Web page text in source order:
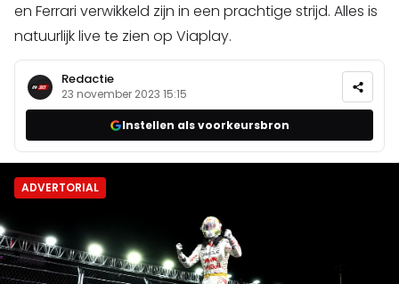
en Ferrari verwikkeld zijn in een prachtige strijd. Alles is
natuurlijk live te zien op Viaplay.
Redactie
23 november 2023 15:15
Instellen als voorkeursbron
ADVERTORIAL